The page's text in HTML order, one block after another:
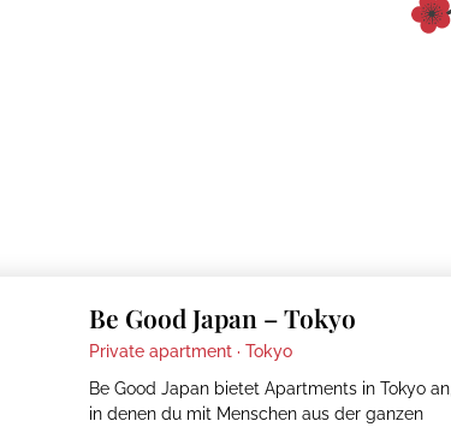
Be Good Japan – Tokyo
Private apartment · Tokyo
Be Good Japan bietet Apartments in Tokyo an,
in denen du mit Menschen aus der ganzen